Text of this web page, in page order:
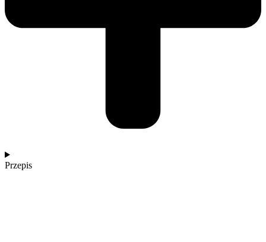
Przepis